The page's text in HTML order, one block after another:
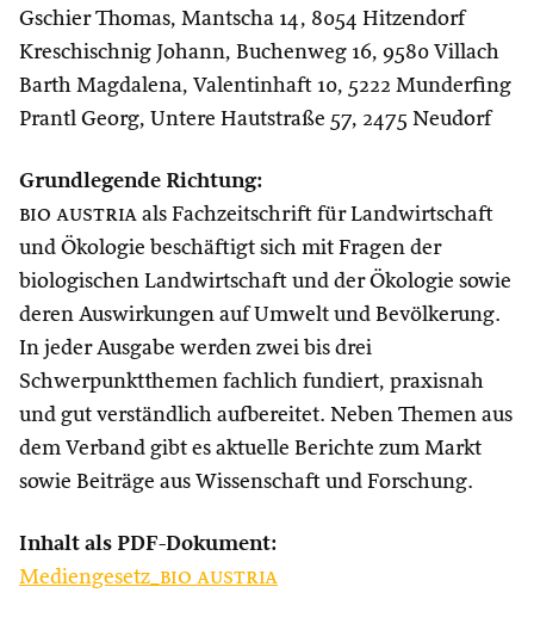
Gschier Thomas, Mantscha 14, 8054 Hitzendorf
Kreschischnig Johann, Buchenweg 16, 9580 Villach
Barth Magdalena, Valentinhaft 10, 5222 Munderfing
Prantl Georg, Untere Hautstraße 57, 2475 Neudorf
Grundlegende Richtung:
bio austria als Fachzeitschrift für Landwirtschaft
und Ökologie beschäftigt sich mit Fragen der
biologischen Landwirtschaft und der Ökologie sowie
deren Auswirkungen auf Umwelt und Bevölkerung.
In jeder Ausgabe werden zwei bis drei
Schwerpunktthemen fachlich fundiert, praxisnah
und gut verständlich aufbereitet. Neben Themen aus
dem Verband gibt es aktuelle Berichte zum Markt
sowie Beiträge aus Wissenschaft und Forschung.
Inhalt als PDF-Dokument:
Mediengesetz_ bio austria